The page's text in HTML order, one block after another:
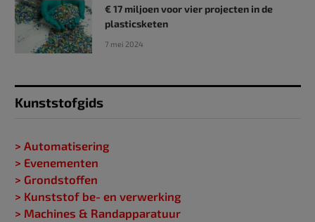
€ 17 miljoen voor vier projecten in de
plasticsketen
7 mei 2024
Kunststofgids
> Automatisering
> Evenementen
> Grondstoffen
> Kunststof be- en verwerking
> Machines & Randapparatuur